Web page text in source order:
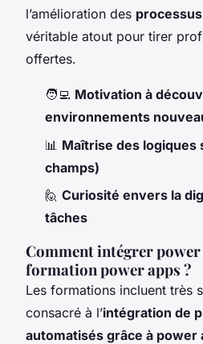
l’amélioration des
véritable atout pour tirer
offertes.
🧑‍💻 Motivation à
environnements
📊 Maîtrise des
champs)
🙋 Curiosité envers la
tâches
Comment intégrer
formation power apps ?
Les formations incluent très
consacré à l’intégration de
automatisés grâce à power